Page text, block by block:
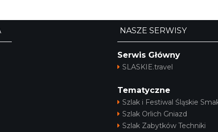
NASZE SERWISY
Serwis Główny
SLASKIE.travel
Tematyczne
Szlak i Festiwal Śląskie
Szlak Orlich Gniazd
Szlak Zabytków Techniki